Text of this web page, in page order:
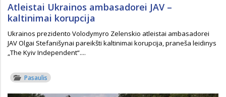
Atleistai Ukrainos ambasadorei JAV –
kaltinimai korupcija
Ukrainos prezidento Volodymyro Zelenskio atleistai ambasadorei
JAV Olgai Stefanišynai pareikšti kaltinimai korupcija, praneša leidinys
„The Kyiv Independent“....
Pasaulis